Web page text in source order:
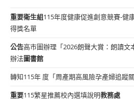
重要衛生組115年度健康促進創意競賽-健
得獎名單
公告高市圖辦理「2026朗聲大賞：朗讀
辦法圖書館
轉知115年 度「周產期高風險孕產婦追蹤
重要115繁星推薦校內選填說明教務處